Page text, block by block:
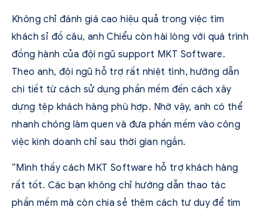
Không chỉ đánh giá cao hiệu quả trong việc tìm
khách sỉ đồ câu, anh Chiểu còn hài lòng với quá trình
đồng hành của đội ngũ support MKT Software.
Theo anh, đội ngũ hỗ trợ rất nhiệt tình, hướng dẫn
chi tiết từ cách sử dụng phần mềm đến cách xây
dựng tệp khách hàng phù hợp. Nhờ vậy, anh có thể
nhanh chóng làm quen và đưa phần mềm vào công
việc kinh doanh chỉ sau thời gian ngắn.
“Mình thấy cách MKT Software hỗ trợ khách hàng
rất tốt. Các bạn không chỉ hướng dẫn thao tác
phần mềm mà còn chia sẻ thêm cách tư duy để tìm